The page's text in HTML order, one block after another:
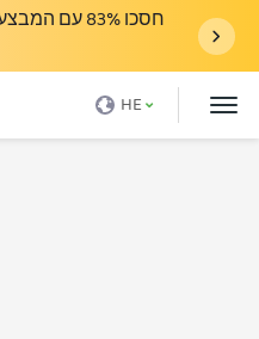
חסכו83%עם
HE